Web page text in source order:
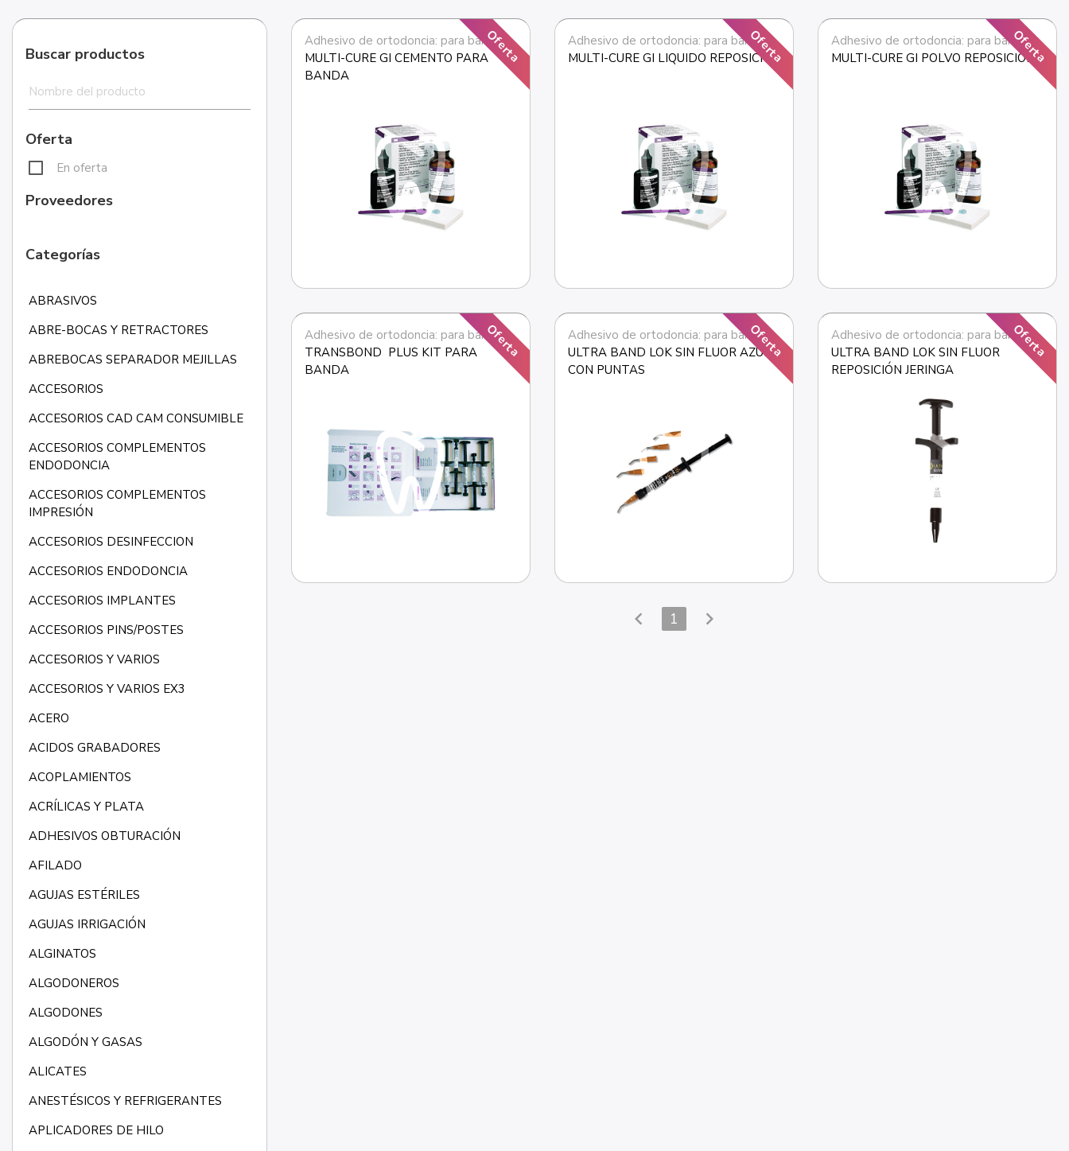
Buscar productos
Oferta
En oferta
Proveedores
Categorías
ABRASIVOS
ABRE-BOCAS Y RETRACTORES
ABREBOCAS SEPARADOR MEJILLAS
ACCESORIOS
ACCESORIOS CAD CAM CONSUMIBLE
ACCESORIOS COMPLEMENTOS
ENDODONCIA
ACCESORIOS COMPLEMENTOS
IMPRESIÓN
ACCESORIOS DESINFECCION
ACCESORIOS ENDODONCIA
ACCESORIOS IMPLANTES
ACCESORIOS PINS/POSTES
ACCESORIOS Y VARIOS
ACCESORIOS Y VARIOS EX3
ACERO
ACIDOS GRABADORES
ACOPLAMIENTOS
ACRÍLICAS Y PLATA
ADHESIVOS OBTURACIÓN
AFILADO
AGUJAS ESTÉRILES
AGUJAS IRRIGACIÓN
ALGINATOS
ALGODONEROS
ALGODONES
ALGODÓN Y GASAS
ALICATES
ANESTÉSICOS Y REFRIGERANTES
APLICADORES DE HILO
Oferta
Adhesivo de ortodoncia: para bandas
MULTI-CURE GI CEMENTO PARA
BANDA
Oferta
Adhesivo de ortodoncia: para bandas
MULTI-CURE GI LIQUIDO REPOSICION
Oferta
Adhesivo de ortodoncia: para bandas
MULTI-CURE GI POLVO REPOSICION
Oferta
Adhesivo de ortodoncia: para bandas
TRANSBOND  PLUS KIT PARA
BANDA
Oferta
Adhesivo de ortodoncia: para bandas
ULTRA BAND LOK SIN FLUOR AZUL
CON PUNTAS
Oferta
Adhesivo de ortodoncia: para bandas
ULTRA BAND LOK SIN FLUOR
REPOSICIÓN JERINGA
chevron_left 1 chevron_right